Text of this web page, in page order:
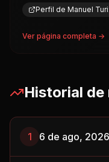
Perfil de Manuel
Ver página completa →
Historial
1 6 de ago, 2026